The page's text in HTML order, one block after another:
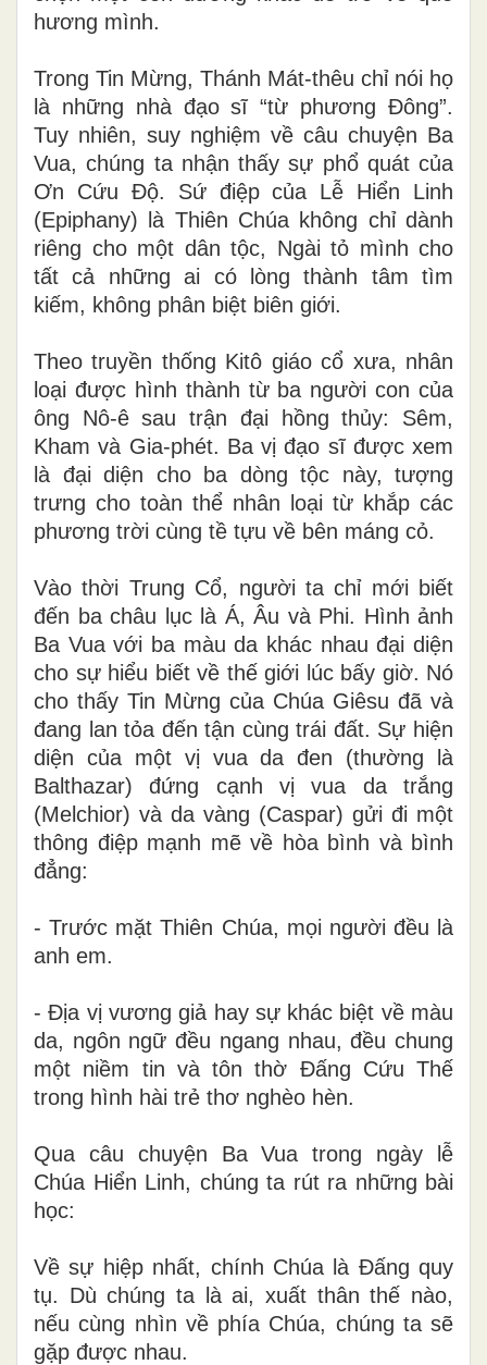
hương mình.
Trong Tin Mừng, Thánh Mát-thêu chỉ nói họ
là những nhà đạo sĩ “từ phương Đông”.
Tuy nhiên, suy nghiệm về câu chuyện Ba
Vua, chúng ta nhận thấy sự phổ quát của
Ơn Cứu Độ. Sứ điệp của Lễ Hiển Linh
(Epiphany) là Thiên Chúa không chỉ dành
riêng cho một dân tộc, Ngài tỏ mình cho
tất cả những ai có lòng thành tâm tìm
kiếm, không phân biệt biên giới.
Theo truyền thống Kitô giáo cổ xưa, nhân
loại được hình thành từ ba người con của
ông Nô-ê sau trận đại hồng thủy: Sêm,
Kham và Gia-phét. Ba vị đạo sĩ được xem
là đại diện cho ba dòng tộc này, tượng
trưng cho toàn thể nhân loại từ khắp các
phương trời cùng tề tựu về bên máng cỏ.
Vào thời Trung Cổ, người ta chỉ mới biết
đến ba châu lục là Á, Âu và Phi. Hình ảnh
Ba Vua với ba màu da khác nhau đại diện
cho sự hiểu biết về thế giới lúc bấy giờ. Nó
cho thấy Tin Mừng của Chúa Giêsu đã và
đang lan tỏa đến tận cùng trái đất. Sự hiện
diện của một vị vua da đen (thường là
Balthazar) đứng cạnh vị vua da trắng
(Melchior) và da vàng (Caspar) gửi đi một
thông điệp mạnh mẽ về hòa bình và bình
đẳng:
- Trước mặt Thiên Chúa, mọi người đều là
anh em.
- Địa vị vương giả hay sự khác biệt về màu
da, ngôn ngữ đều ngang nhau, đều chung
một niềm tin và tôn thờ Đấng Cứu Thế
trong hình hài trẻ thơ nghèo hèn.
Qua câu chuyện Ba Vua trong ngày lễ
Chúa Hiển Linh, chúng ta rút ra những bài
học:
Về sự hiệp nhất, chính Chúa là Đấng quy
tụ. Dù chúng ta là ai, xuất thân thế nào,
nếu cùng nhìn về phía Chúa, chúng ta sẽ
gặp được nhau.